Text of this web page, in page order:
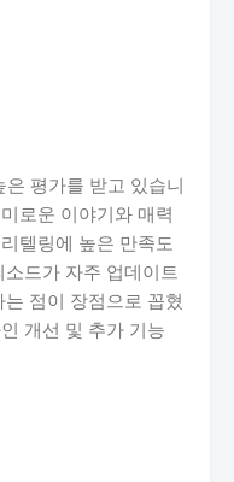
평가를 받고 있습니
로운 이야기와 매력
텔링에 높은 만족도
드가 자주 업데이트
점이 장점으로 꼽혔
개선 및 추가 기능